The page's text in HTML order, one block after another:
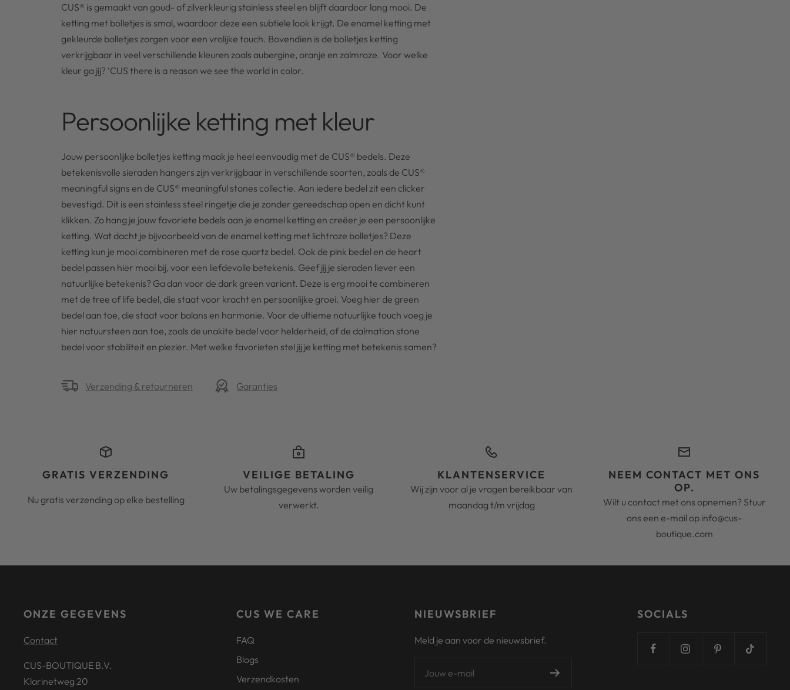
CUS® is gemaakt van goud- of zilverkleurig stainless steel en blijft daardoor lang mooi. De
ketting met bolletjes is smal, waardoor deze een subtiele look krijgt. De enamel ketting met
gekleurde bolletjes zorgen voor een vrolijke touch. Bovendien is de bolletjes ketting
verkrijgbaar in veel verschillende kleuren zoals aubergine, oranje en zalmroze. Voor welke
kleur ga jij? ‘CUS there is a reason we see the world in color.
Persoonlijke ketting met kleur
Jouw persoonlijke bolletjes ketting maak je heel eenvoudig met de CUS® bedels. Deze
betekenisvolle sieraden hangers zijn verkrijgbaar in verschillende soorten, zoals de CUS®
meaningful signs en de CUS® meaningful stones collectie. Aan iedere bedel zit een clicker
bevestigd. Dit is een stainless steel ringetje die je zonder gereedschap open en dicht kunt
klikken. Zo hang je jouw favoriete bedels aan je enamel ketting en creëer je een persoonlijke
ketting. Wat dacht je bijvoorbeeld van de enamel ketting met lichtroze bolletjes? Deze
ketting kun je mooi combineren met de rose quartz bedel. Ook de pink bedel en de heart
bedel passen hier mooi bij, voor een liefdevolle betekenis. Geef jij je sieraden liever een
natuurlijke betekenis? Ga dan voor de dark green variant. Deze is erg mooi te combineren
met de tree of life bedel, die staat voor kracht en persoonlijke groei. Voeg hier de green
bedel aan toe, die staat voor balans en harmonie. Voor de ultieme natuurlijke touch voeg je
hier natuursteen aan toe, zoals de unakite bedel voor helderheid, of de dalmatian stone
bedel voor stabiliteit en plezier. Met welke favorieten stel jij je ketting met betekenis samen?
Verzending & retourneren Garanties
GRATIS VERZENDING
Nu gratis verzending op elke bestelling
VEILIGE BETALING
Uw betalingsgegevens worden veilig
verwerkt.
KLANTENSERVICE
Wij zijn voor al je vragen bereikbaar van
maandag t/m vrijdag
NEEM CONTACT MET ONS
OP.
Wilt u contact met ons opnemen? Stuur
ons een e-mail op info@cus-
boutique.com
ONZE GEGEVENS
Contact
CUS-BOUTIQUE B.V.
Klarinetweg 20
CUS WE CARE
FAQ
Blogs
Verzendkosten
NIEUWSBRIEF
Meld je aan voor de nieuwsbrief.
Jouw e-mail
SOCIALS